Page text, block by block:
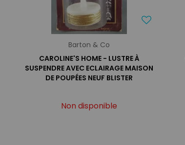
Barton & Co
CAROLINE'S HOME - LUSTRE À
SUSPENDRE AVEC ECLAIRAGE MAISON
DE POUPÉES NEUF BLISTER
Non disponible